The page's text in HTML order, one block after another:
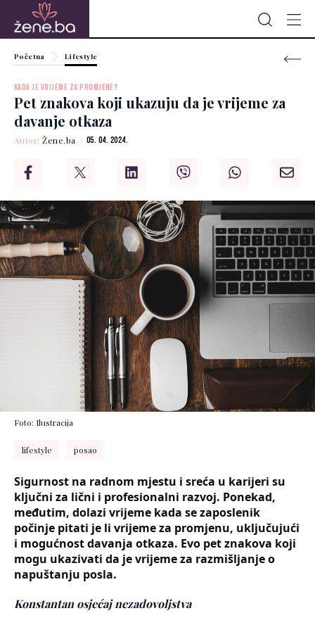
Početna Lifestyle
KADA JE VRIJEME ZA PROMJENE?
Pet znakova koji ukazuju da je vrijeme za
davanje otkaza
Autor:Žene.ba 05. 04. 2024.
Foto: Ilustracija
lifestyle posao
Sigurnost na radnom mjestu i sreća u karijeri su
ključni za lični i profesionalni razvoj. Ponekad,
međutim, dolazi vrijeme kada se zaposlenik
počinje pitati je li vrijeme za promjenu, uključujući
i mogućnost davanja otkaza. Evo pet znakova koji
mogu ukazivati da je vrijeme za razmišljanje o
napuštanju posla.
Konstantan osjećaj nezadovoljstva